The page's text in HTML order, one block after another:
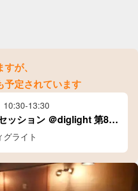
が、
予定されています
10:30-13:30
ッション ＠diglight 第80
グライト